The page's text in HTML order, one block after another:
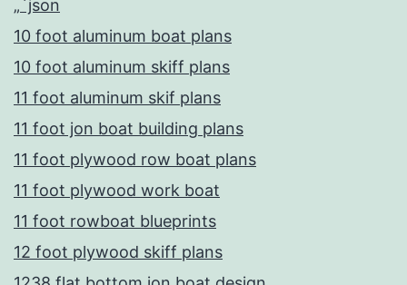
„`json
10 foot aluminum boat plans
10 foot aluminum skiff plans
11 foot aluminum skif plans
11 foot jon boat building plans
11 foot plywood row boat plans
11 foot plywood work boat
11 foot rowboat blueprints
12 foot plywood skiff plans